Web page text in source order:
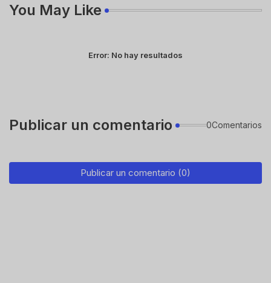
You May Like
Error: No hay resultados
Publicar un comentario 0Comentarios
Publicar un comentario (0)